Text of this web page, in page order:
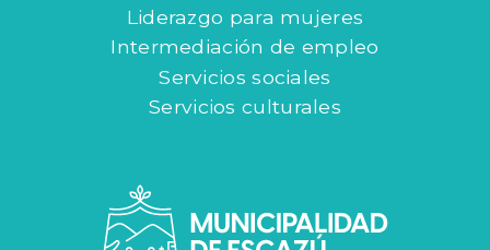
Liderazgo para mujeres
Intermediación de empleo
Servicios sociales
Servicios culturales